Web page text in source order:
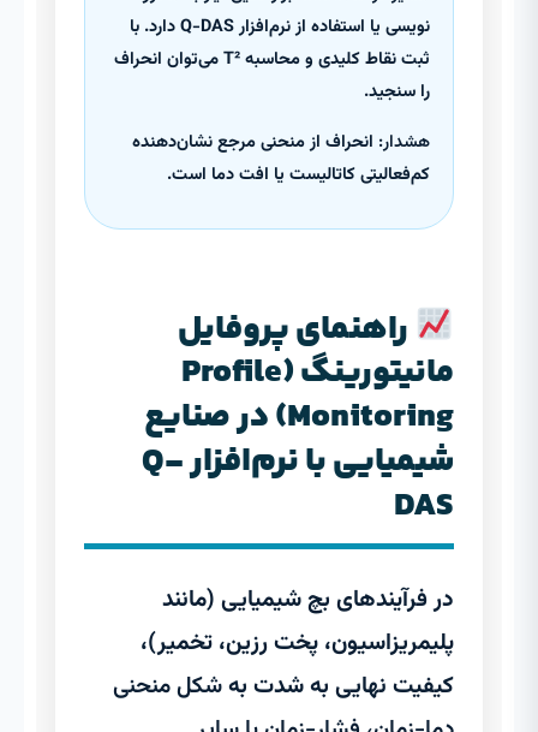
نویسی یا استفاده از نرم‌افزار Q-DAS دارد. با
ثبت نقاط کلیدی و محاسبه T² می‌توان انحراف
را سنجید.
هشدار: انحراف از منحنی مرجع نشان‌دهنده
کم‌فعالیتی کاتالیست یا افت دما است.
راهنمای پروفایل
مانیتورینگ (Profile
Monitoring) در صنایع
شیمیایی با نرم‌افزار Q-
DAS
در فرآیندهای بچ شیمیایی (مانند
پلیمریزاسیون، پخت رزین، تخمیر)،
کیفیت نهایی به شدت بهشکل منحنی